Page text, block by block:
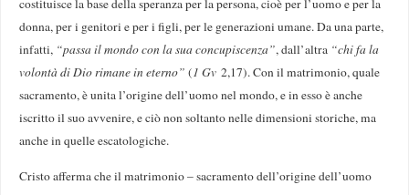
costituisce la base della speranza per la persona, cioè per l’uomo e per la
donna, per i genitori e per i figli, per le generazioni umane. Da una parte,
infatti, “passa il mondo con la sua concupiscenza”, dall’altra “chi fa la
volontà di Dio rimane in eterno” (1 Gv 2,17). Con il matrimonio, quale
sacramento, è unita l’origine dell’uomo nel mondo, e in esso è anche
iscritto il suo avvenire, e ciò non soltanto nelle dimensioni storiche, ma
anche in quelle escatologiche.
Cristo afferma che il matrimonio – sacramento dell’origine dell’uomo